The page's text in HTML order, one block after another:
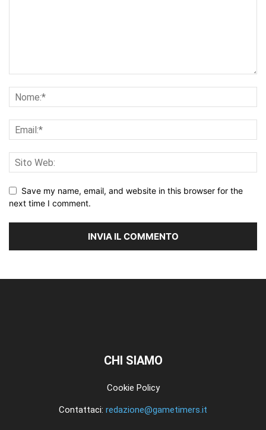
Save my name, email, and website in this browser for the
next time I comment.
CHI SIAMO
Cookie Policy
Contattaci: redazione@gametimers.it